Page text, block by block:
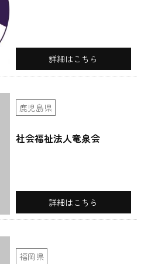
詳細はこちら
鹿児島県
社会福祉法人竜泉会
詳細はこちら
福岡県